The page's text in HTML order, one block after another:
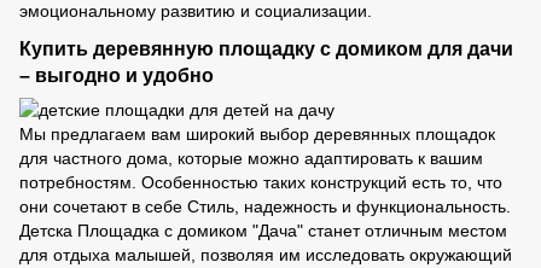
эмоциональному развитию и социализации.
Купить деревянную площадку с домиком для дачи
– выгодно и удобно
Мы предлагаем вам широкий выбор деревянных площадок
для частного дома, которые можно адаптировать к вашим
потребностям. Особенностью таких конструкций есть то, что
они сочетают в себе Стиль, надежность и функциональность.
Детска Площадка с домиком "Дача" станет отличным местом
для отдыха малышей, позволяя им исследовать окружающий